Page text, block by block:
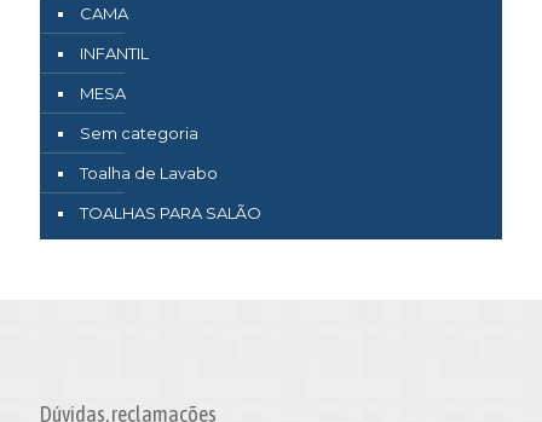
CAMA
INFANTIL
MESA
Sem categoria
Toalha de Lavabo
TOALHAS PARA SALÃO
Dúvidas, reclamações